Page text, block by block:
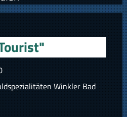
Winkler Bad